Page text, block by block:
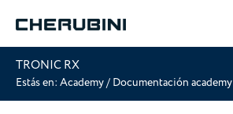
TRONIC RX
Estás en: Academy/ Documentación academy